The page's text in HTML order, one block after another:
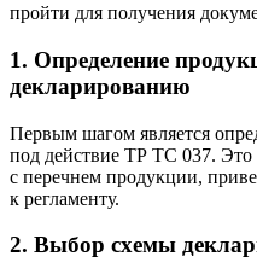
пройти для получения
1. Определение
декларированию
Первым шагом является
под действие ТР ТС 037.
с перечнем продукции,
к регламенту.
2. Выбор схемы